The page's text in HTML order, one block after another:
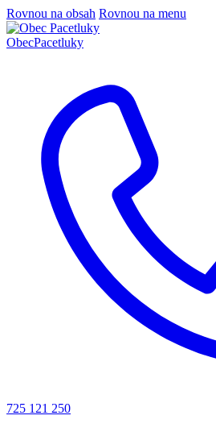
Rovnou na obsah Rovnou na menu
ObecPacetluky
725 121 250